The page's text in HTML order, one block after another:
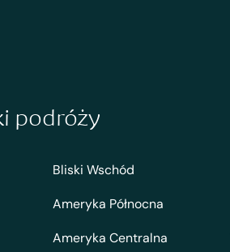
podróży
Bliski Wschód
Ameryka Północna
Ameryka Centralna